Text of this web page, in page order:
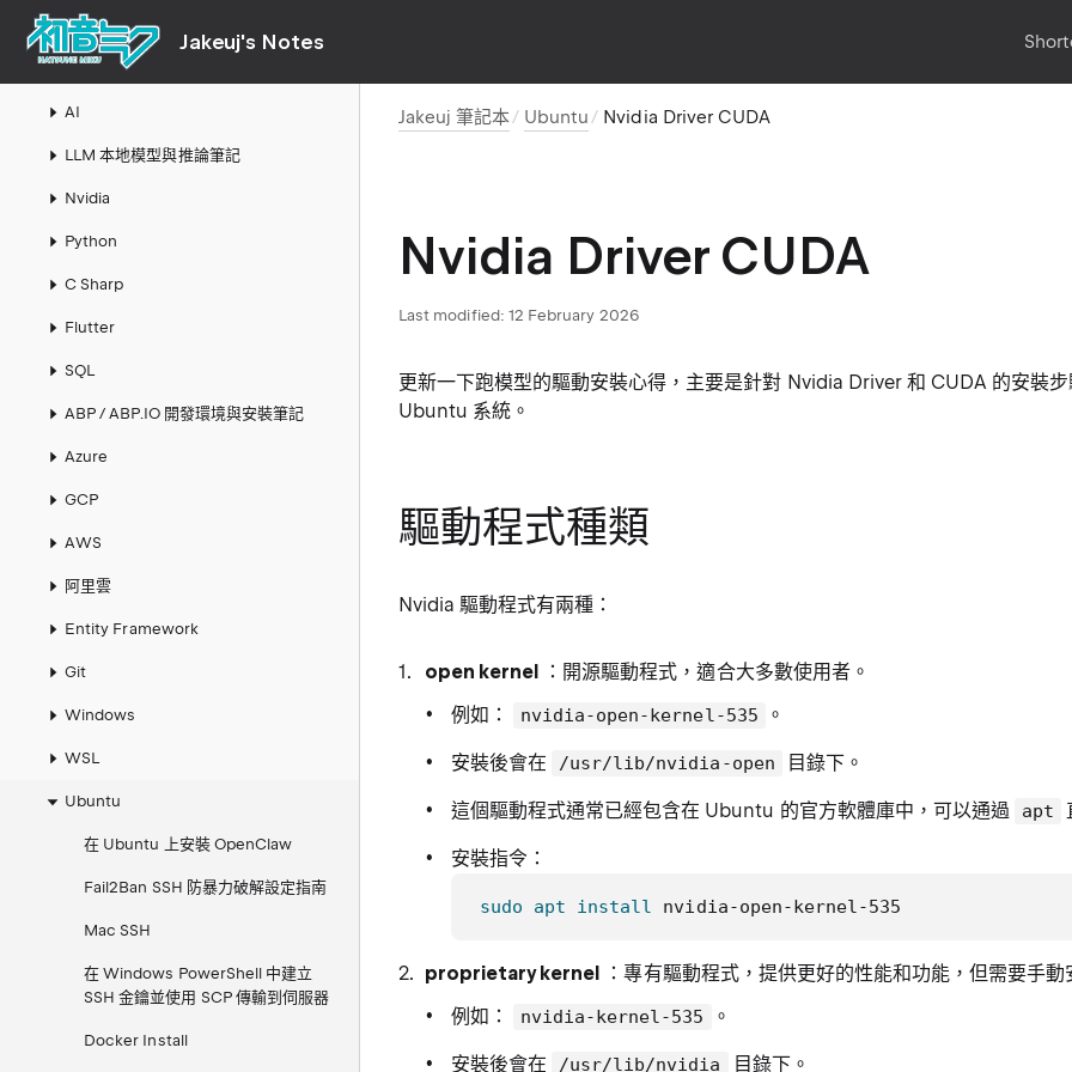
Jakeuj's Notes
Mac
Links
AI
LLM 本地模型與推論筆記
Nvidia
Python
C Sharp
Flutter
SQL
ABP / ABP.IO 開發環境與安裝筆記
Azure
GCP
AWS
阿里雲
Entity Framework
Git
Windows
WSL
Ubuntu
在 Ubuntu 上安裝 OpenClaw
Fail2Ban SSH 防暴力破解設定指南
Mac SSH
在 Windows PowerShell 中建立
SSH 金鑰並使用 SCP 傳輸到伺服器
Docker Install
Jakeuj 筆記本 Ubuntu Nvidia Driver CUDA
Nvidia Driver CUDA
Last modified: 12 February 2026
更新一下跑模型的驅動安裝心得，主要是針對 Nvidia Driver 和 CUDA 的安裝
Ubuntu 系統。
驅動程式種類
Nvidia 驅動程式有兩種：
open kernel ：開源驅動程式，適合大多數使用者。
例如：
nvidia-open-kernel-535 。
安裝後會在 /usr/lib/nvidia-open 目錄下。
這個驅動程式通常已經包含在 Ubuntu 的官方軟體庫中，可以通過 apt
安裝指令：
sudo apt install nvidia-open-kernel-535
proprietary kernel ：專有驅動程式，提供更好的性能和功能，但需要手動
例如：
nvidia-kernel-535 。
安裝後會在 /usr/lib/nvidia 目錄下。